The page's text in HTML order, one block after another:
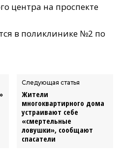
центра на проспекте
в поликлинике №2 по
Следующая статья
Жители
многоквартирного дома
устраивают себе
«смертельные
ловушки», сообщают
спасатели